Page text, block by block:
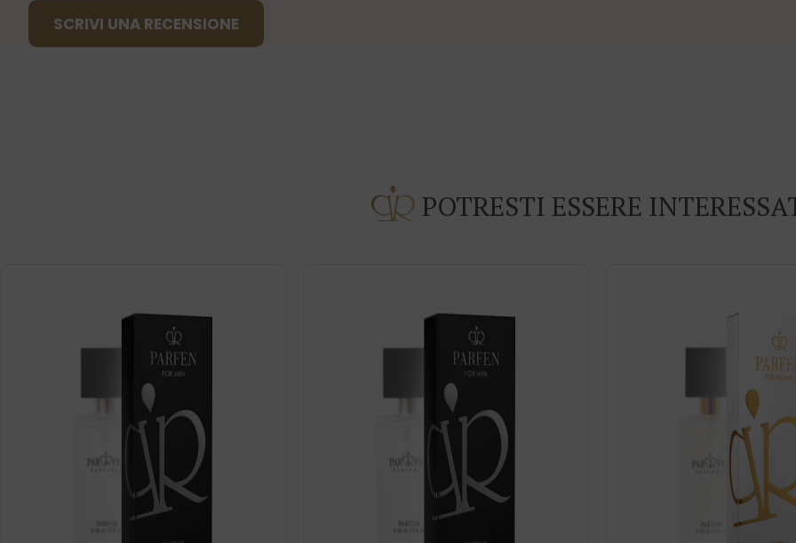
SCRIVI UNA RECENSIONE
POTRESTI ESSERE